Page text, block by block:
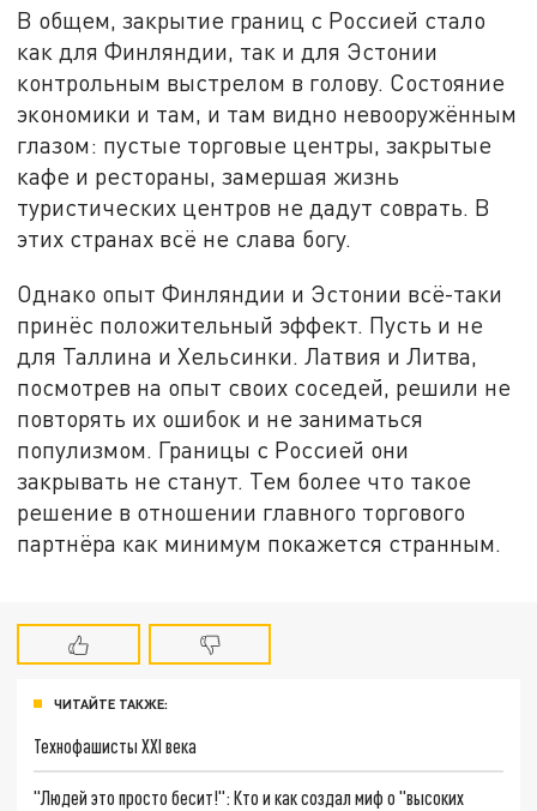
В общем, закрытие границ с Россией стало
как для Финляндии, так и для Эстонии
контрольным выстрелом в голову. Состояние
экономики и там, и там видно невооружённым
глазом: пустые торговые центры, закрытые
кафе и рестораны, замершая жизнь
туристических центров не дадут соврать. В
этих странах всё не слава богу.
Однако опыт Финляндии и Эстонии всё-таки
принёс положительный эффект. Пусть и не
для Таллина и Хельсинки. Латвия и Литва,
посмотрев на опыт своих соседей, решили не
повторять их ошибок и не заниматься
популизмом. Границы с Россией они
закрывать не станут. Тем более что такое
решение в отношении главного торгового
партнёра как минимум покажется странным.
ЧИТАЙТЕ ТАКЖЕ:
Технофашисты XXI века
"Людей это просто бесит!": Кто и как создал миф о "высоких